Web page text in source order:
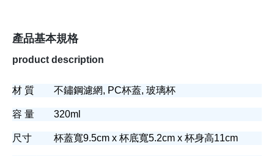
產品基本規格
product description
材 質 不鏽鋼濾網, PC杯蓋, 玻璃杯
容 量 320ml
尺寸 杯蓋寬9.5cm x 杯底寬5.2cm x 杯身高11cm